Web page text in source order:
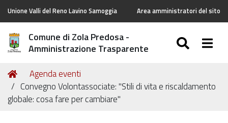
Unione Valli del Reno Lavino Samoggia Area amministratori del sito
Comune di Zola Predosa -
Amministrazione Trasparente
Tu
sei
qui:
Home
Agenda eventi
Convegno Volontassociate: "Stili di vita e riscaldamento
globale: cosa fare per cambiare"